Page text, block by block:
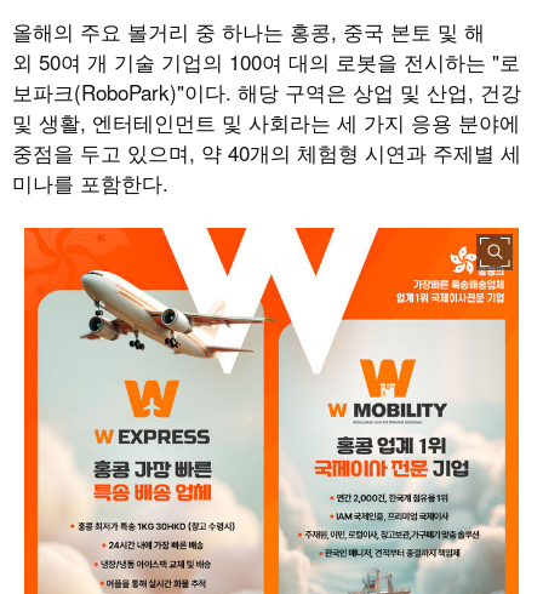
올해의 주요 볼거리 중 하나는 홍콩, 중국 본토 및 해
외 50여 개 기술 기업의 100여 대의 로봇을 전시하는 "로
보파크(RoboPark)"이다. 해당 구역은 상업 및 산업, 건강
및 생활, 엔터테인먼트 및 사회라는 세 가지 응용 분야에
중점을 두고 있으며, 약 40개의 체험형 시연과 주제별 세
미나를 포함한다.